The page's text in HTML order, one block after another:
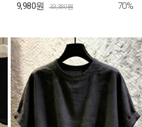
9,980원 33,380원 70%